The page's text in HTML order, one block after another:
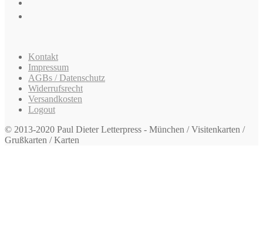
Kontakt
Impressum
AGBs / Datenschutz
Widerrufsrecht
Versandkosten
Logout
© 2013-2020 Paul Dieter Letterpress - München / Visitenkarten /
Grußkarten / Karten